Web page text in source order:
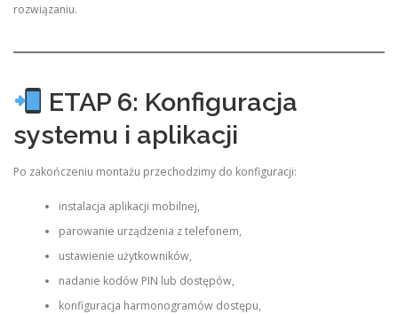
rozwiązaniu.
ETAP 6: Konfiguracja
systemu i aplikacji
Po zakończeniu montażu przechodzimy do konfiguracji:
instalacja aplikacji mobilnej,
parowanie urządzenia z telefonem,
ustawienie użytkowników,
nadanie kodów PIN lub dostępów,
konfiguracja harmonogramów dostępu,